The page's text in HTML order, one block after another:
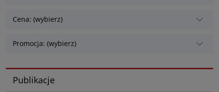
Cena: (wybierz)
Promocja: (wybierz)
Publikacje